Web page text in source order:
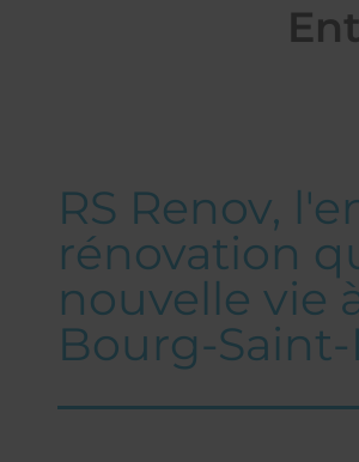
RS Renov,
rénovation
nouvelle vie
Bourg-